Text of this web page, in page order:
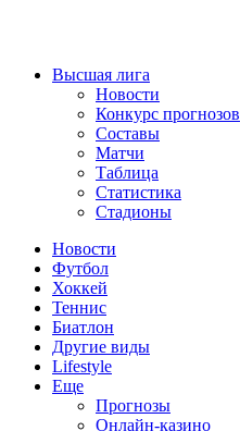
Высшая лига
Новости
Конкурс прогнозов
Составы
Матчи
Таблица
Статистика
Стадионы
Новости
Футбол
Хоккей
Теннис
Биатлон
Другие виды
Lifestyle
Еще
Прогнозы
Онлайн-казино